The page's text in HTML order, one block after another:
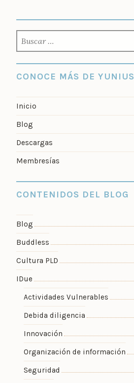
CONOCE MÁS DE YUNIUS
Inicio
Blog
Descargas
Membresías
CONTENIDOS DEL BLOG
Blog
Buddless
Cultura PLD
IDue
Actividades Vulnerables
Debida diligencia
Innovación
Organización de información
Seguridad